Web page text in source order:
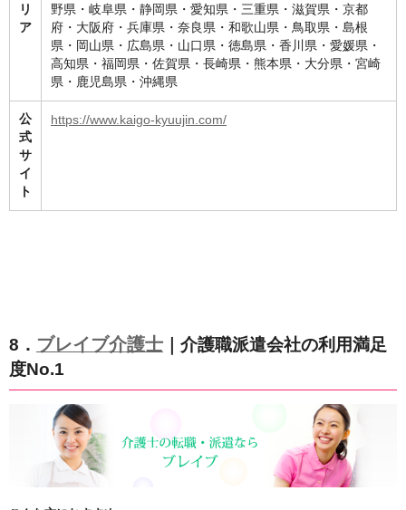
リ
ア
野県・岐阜県・静岡県・愛知県・三重県・滋賀県・京都
府・大阪府・兵庫県・奈良県・和歌山県・鳥取県・島根
県・岡山県・広島県・山口県・徳島県・香川県・愛媛県・
高知県・福岡県・佐賀県・長崎県・熊本県・大分県・宮崎
県・鹿児島県・沖縄県
公
式
サ
イ
ト
https://www.kaigo-kyuujin.com/
8． ブレイブ介護士 ｜介護職派遣会社の利用満足
度No.1